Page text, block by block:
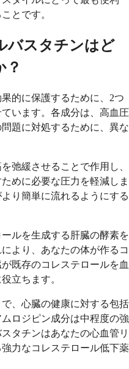
とです。
バスタチンはど
？
的に保護するために、2つ
います。各成分は、高血圧
題に対処するために、異な
弛緩させることで作用し、
めに必要な圧力を軽減しま
り簡単に流れるようにする
ルを生成する肝臓の酵素を
より、あなたの体が作るコ
既存のコレステロールを血
立ちます。
、心臓の健康に対する包括
ロジピン成分は中程度の強
タチンはあなたの心血管リ
力なコレステロール低下薬